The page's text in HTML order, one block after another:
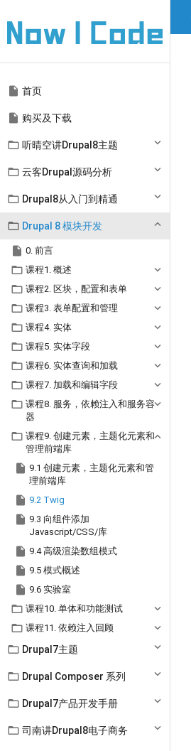
内
Main
navigation
 首页
 购买及下载
 听晴空讲Drupal8主题
 云客Drupal源码分析
 Drupal8从入门到精通
 Drupal 8 模块开发
 0. 前言
 课程1. 概述
 课程2. 区块，配置和表单
 课程3. 表单配置和管理
 课程4. 实体
 课程5. 实体字段
 课程6. 实体查询和加载
 课程7. 加载和编辑字段
 课程8. 服务，依赖注入和服务容
器
 课程9. 创建元素，主题化元素和
管理前端库
 9.1 创建元素，主题化元素和管
理前端库
 9.2 Twig
 9.3 向组件添加
Javascript/CSS/库
 9.4 高级渲染数组模式
 9.5 模式概述
 9.6 实验室
 课程10. 单体和功能测试
 课程11. 依赖注入回顾
 Drupal7主题
 Drupal Composer 系列
 Drupal7产品开发手册
 司南讲Drupal8电子商务